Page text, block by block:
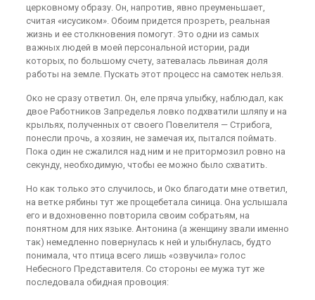
церковному образу. Он, напротив, явно преуменьшает,
считая «исусиком». Обоим придется прозреть, реальная
жизнь и ее столкновения помогут. Это одни из самых
важных людей в моей персональной истории, ради
которых, по большому счету, затевалась львиная доля
работы на земле. Пускать этот процесс на самотек нельзя.
Око не сразу ответил. Он, еле пряча улыбку, наблюдал, как
двое Работников Запределья ловко подхватили шляпу и на
крыльях, полученных от своего Повелителя — Стрибога,
понесли прочь, а хозяин, не замечая их, пытался поймать.
Пока один не сжалился над ним и не притормозил ровно на
секунду, необходимую, чтобы ее можно было схватить.
Но как только это случилось, и Око благодати мне ответил,
на ветке рябины тут же прощебетала синица. Она услышала
его и вдохновенно повторила своим собратьям, на
понятном для них языке. Антонина (а женщину звали именно
так) немедленно повернулась к ней и улыбнулась, будто
понимала, что птица всего лишь «озвучила» голос
Небесного Представителя. Со стороны ее мужа тут же
последовала обидная провоция: